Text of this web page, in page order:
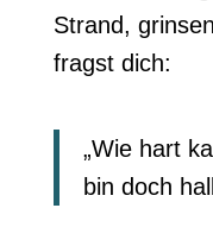
Strand,
fragst dich:
„Wie hart
bin doch